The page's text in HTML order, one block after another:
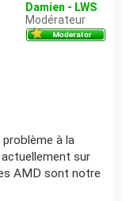
Damien - LWS
Modérateur
à la
sur
AMD sont notre